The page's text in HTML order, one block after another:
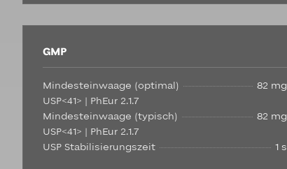
GMP
Mindesteinwaage (optimal)
USP<41> | PhEur 2.1.7
82 mg
Mindesteinwaage (typisch)
USP<41> | PhEur 2.1.7
82 mg
USP Stabilisierungszeit 1 s